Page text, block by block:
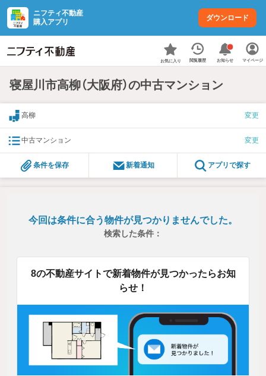
ニフティ不動産
購入アプリ
ダウンロード
お気に入り 閲覧履歴 お知らせ マイページ
寝屋川市高柳（大阪府）の中古マンション
高柳 変更
中古マンション 変更
条件を保存 新着通知 アプリで探す
今回は条件に合う物件が見つかりませんでした。
検索した条件：
8の不動産サイトで新着物件が見つかったらお知
らせ！